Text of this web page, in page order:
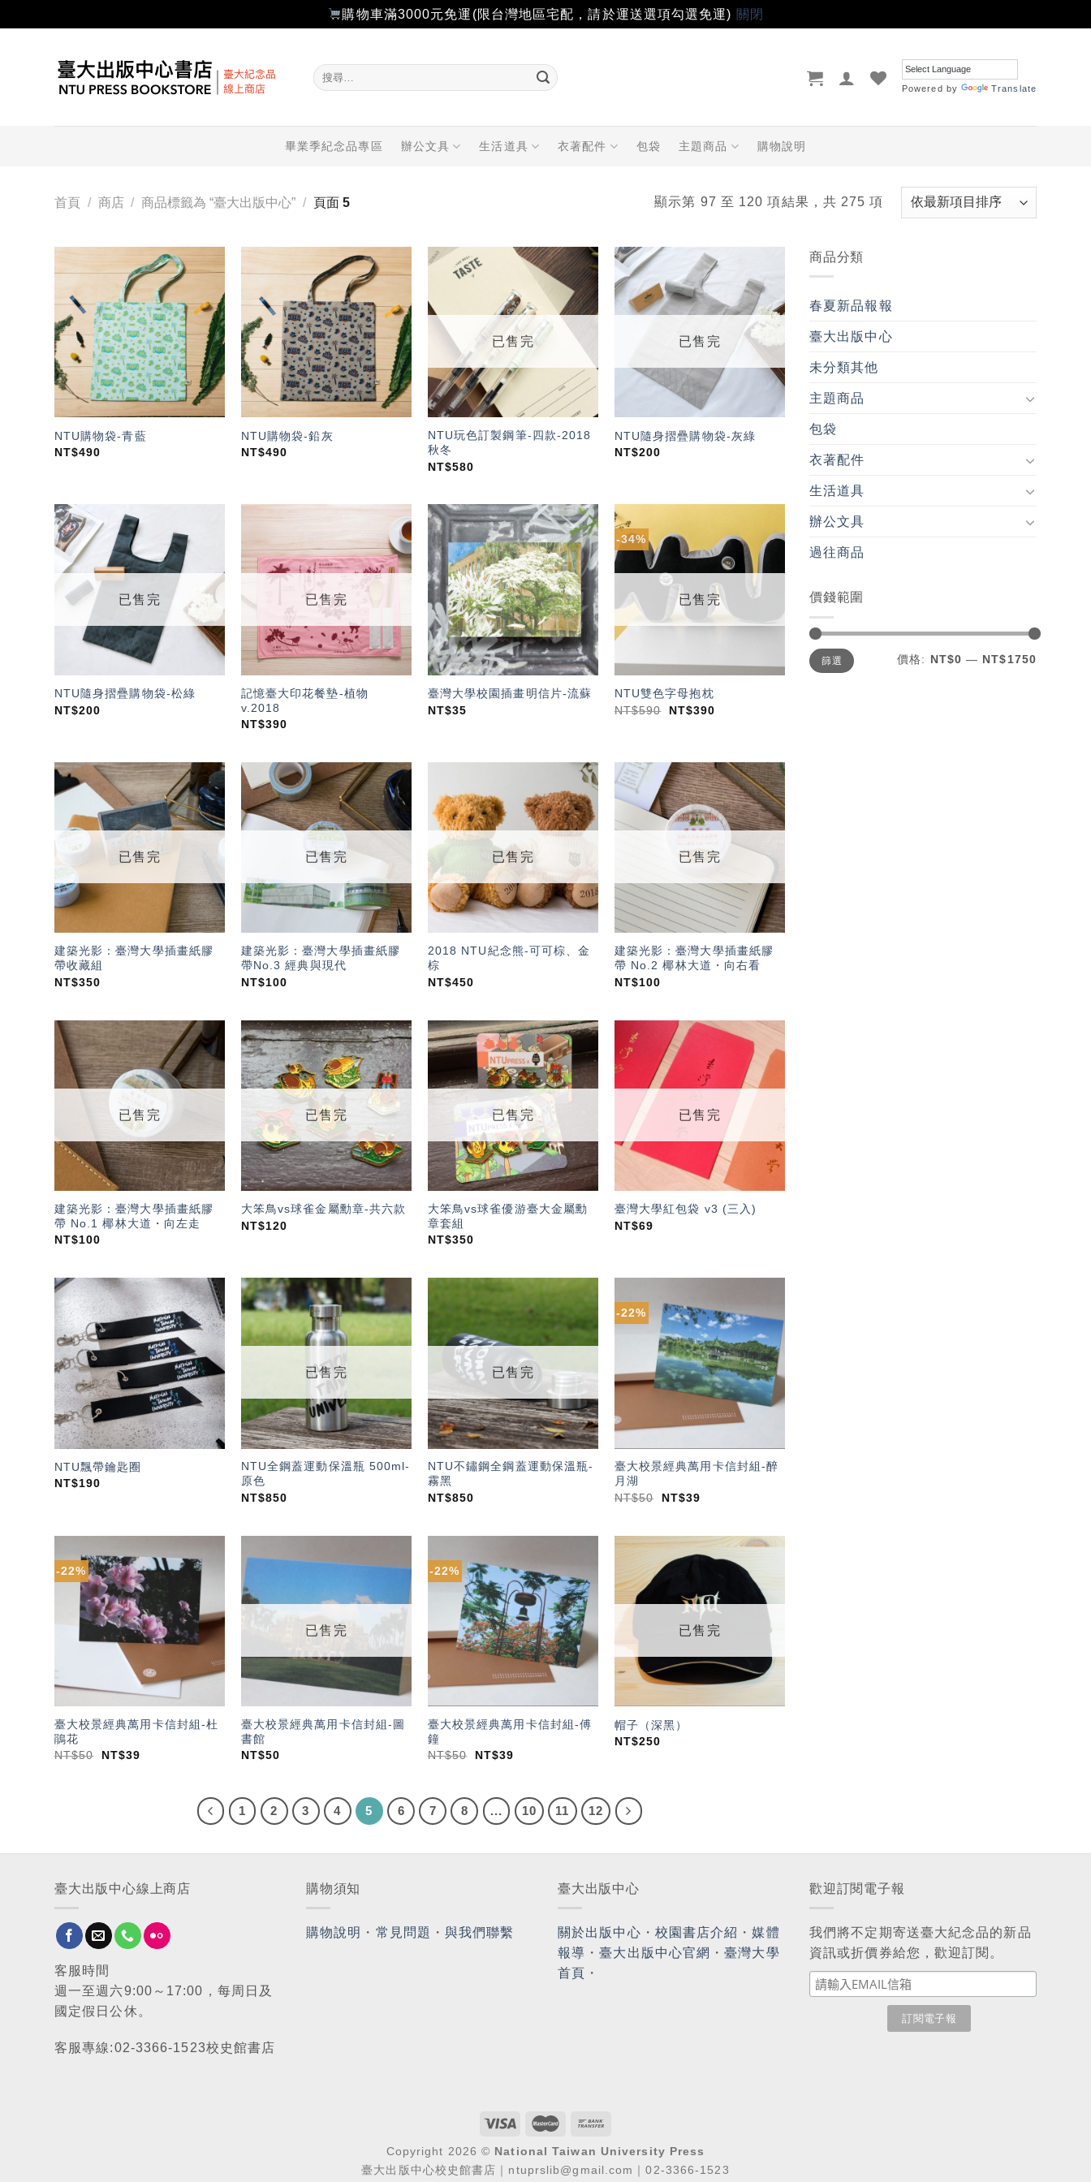
購物車滿3000元免運(限台灣地區宅配，請於運送選項勾選免運) 關閉
搜
尋
Powered by Translate
畢業季紀念品專區 辦公文具 生活道具 衣著配件 包袋 主題商品 購物說明
首頁 / 商店 / 商品標籤為 “臺大出版中心” / 頁面 5 顯示第 97 至 120 項結果，共 275 項
「願
望輕
單」
NTU購物袋-青藍
NT$490
「願
望輕
NTU購物袋-鉛灰
NT$490
加入
「願
望輕
單」
已售完
NTU玩色訂製鋼筆-四款-2018
秋冬
NT$580
加入
「願
望輕
單」
已售完
NTU隨身摺疊購物袋-灰綠
NT$200
單」
已售完
NTU隨身摺疊購物袋-松綠
NT$200
加入
「願
望輕
已售完
記憶臺大印花餐墊-植物
v.2018
NT$390
加入
「願
望輕
單」
臺灣大學校園插畫明信片-流蘇
NT$35
-34%
加入
「願
望輕
單」
已售完
NTU雙色字母抱枕
NT$590 NT$390
加入
「願
望輕
已售完
建築光影：臺灣大學插畫紙膠
帶收藏組
NT$350
加入
「願
望輕
已售完
建築光影：臺灣大學插畫紙膠
帶No.3 經典與現代
NT$100
加入
「願
望輕
已售完
2018 NTU紀念熊-可可棕、金
棕
NT$450
加入
「願
望輕
已售完
建築光影：臺灣大學插畫紙膠
帶 No.2 椰林大道・向右看
NT$100
加入
望輕
已售完
建築光影：臺灣大學插畫紙膠
帶 No.1 椰林大道・向左走
NT$100
加入
「願
望輕
單」
已售完
大笨鳥vs球雀金屬勳章-共六款
NT$120
加入
「願
望輕
已售完
大笨鳥vs球雀優游臺大金屬勳
章套組
NT$350
加入
「願
望輕
已售完
臺灣大學紅包袋 v3 (三入)
NT$69
加入
「願
單」
NTU飄帶鑰匙圈
NT$190
「願
望輕
已售完
NTU全鋼蓋運動保溫瓶 500ml-
原色
NT$850
加入
望輕
已售完
NTU不鏽鋼全鋼蓋運動保溫瓶-
霧黑
NT$850
-22%
加入
「願
望輕
單」
臺大校景經典萬用卡信封組-醉
月湖
NT$50 NT$39
-22%
加入
「願
望輕
單」
臺大校景經典萬用卡信封組-杜
鵑花
NT$50 NT$39
望輕
單」
已售完
臺大校景經典萬用卡信封組-圖
書館
NT$50
-22%
加入
「願
望輕
單」
臺大校景經典萬用卡信封組-傅
鐘
NT$50 NT$39
加入
「願
望輕
單」
已售完
帽子（深黑）
NT$250
1 2 3 4 5 6 7 8 ... 10 11 12
商品分類
春夏新品報報
臺大出版中心
未分類其他
主題商品
包袋
衣著配件
生活道具
辦公文具
過往商品
價錢範圍
最
低
價
最
高
價
篩選 價格: NT$0 — NT$1750
臺大出版中心線上商店
客服時間
週一至週六9:00～17:00，每周日及
國定假日公休。
客服專線:02-3366-1523校史館書店
購物須知
購物說明 ・ 常見問題 ・與我們聯繫
臺大出版中心
關於出版中心 ・ 校園書店介紹 ・媒體
報導 ・臺大出版中心官網 ・臺灣大學
首頁 ・
歡迎訂閱電子報
我們將不定期寄送臺大紀念品的新品
資訊或折價券給您，歡迎訂閱。
Copyright 2026 © National Taiwan University Press
臺大出版中心校史館書店｜ntuprslib@gmail.com｜02-3366-1523